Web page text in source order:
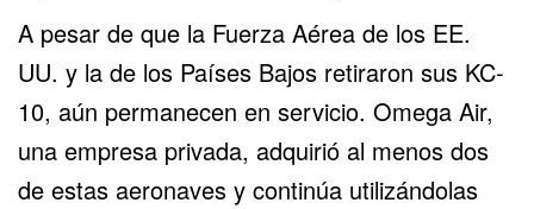
A pesar de que la Fuerza Aérea de los EE.
UU. y la de los Países Bajos retiraron sus KC-
10, aún permanecen en servicio. Omega Air,
una empresa privada, adquirió al menos dos
de estas aeronaves y continúa utilizándolas